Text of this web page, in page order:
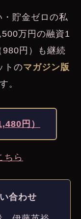
貯金ゼロの私
万円の融資1
980円）も継続
トのマガジン版
。
円）
ちら
合わせ